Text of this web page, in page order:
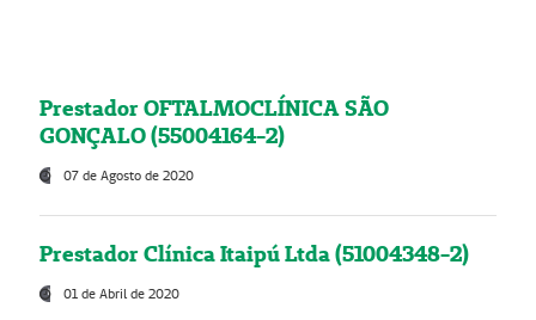
Prestador OFTALMOCLÍNICA SÃO
GONÇALO (55004164-2)
07 de Agosto de 2020
Prestador Clínica Itaipú Ltda (51004348-2)
01 de Abril de 2020